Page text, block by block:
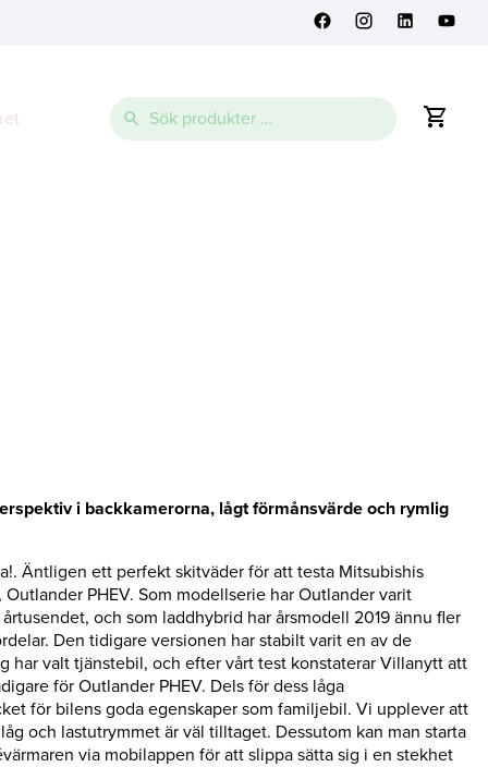
Sök
efter:
i backkamerorna, lågt förmånsvärde och rymlig
Äntligen ett perfekt skitväder för att testa Mitsubishis
PHEV. Som modellserie har Outlander varit
och som laddhybrid har årsmodell 2019 ännu fler
Den tidigare versionen har stabilt varit en av de
har valt tjänstebil, och efter vårt test konstaterar Villanytt att
för Outlander PHEV. Dels för dess låga
för bilens goda egenskaper som familjebil. Vi upplever att
och lastutrymmet är väl tilltaget. Dessutom kan man starta
via mobilappen för att slippa sätta sig i en stekhet